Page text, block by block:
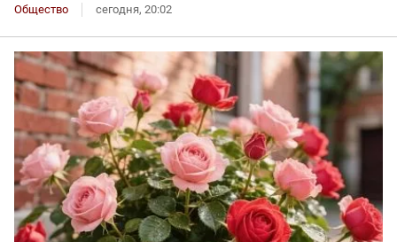
Общество сегодня, 20:02